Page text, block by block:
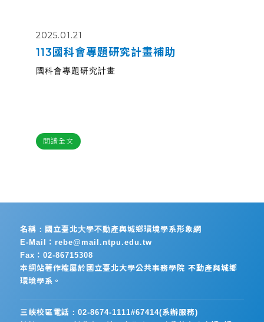
2025.01.21
113國科會專題研究計畫補助
國科會專題研究計畫
閱讀全文
三峽校區電話：02-8674-1111#67414(系辦服務)
名稱：國立臺北大學不動產與城鄉環境學系形象網
E-Mail：rebe@mail.ntpu.edu.tw
Fax：02-86715308
本網站著作權屬於國立臺北大學公共事務學院 不動產與城鄉
環境學系。